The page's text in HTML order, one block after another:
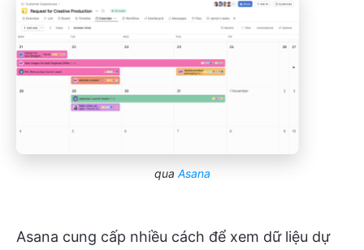
qua Asana
Asana cung cấp nhiều cách để xem dữ liệu dự